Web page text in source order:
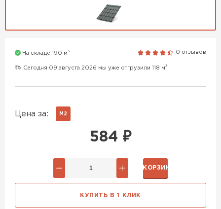
На складе 190 м3 0 отзывов
Сегодня 09 августа 2026 мы уже отгрузили 118 м3
Цена за: М2
584 ₽
В КОРЗИНУ
КУПИТЬ В 1 КЛИК